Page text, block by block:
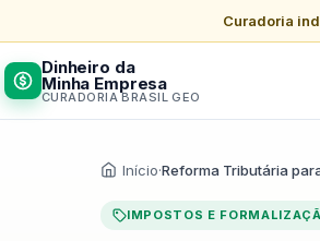
Curadoria
Dinheiro da
Minha Empresa
CURADORIA BRASIL GEO
Início·Reforma Tributária
IMPOSTOS E